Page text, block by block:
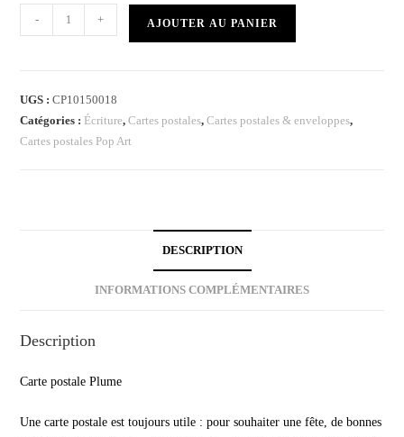
- + AJOUTER AU PANIER
UGS :CP10150018
Catégories : Écriture,Cartes postales,Cartes postales & enveloppes,
Cartes postales Pop Art
DESCRIPTION
INFORMATIONS COMPLÉMENTAIRES
Description
Carte postale Plume
Une carte postale est toujours utile : pour souhaiter une fête, de bonnes